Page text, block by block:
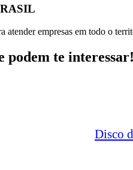
atender empresas em todo o
podem te interessar!
Disco